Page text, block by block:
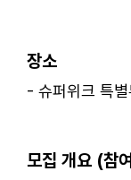
장소
- 슈퍼위크 특
모집 개요 (참